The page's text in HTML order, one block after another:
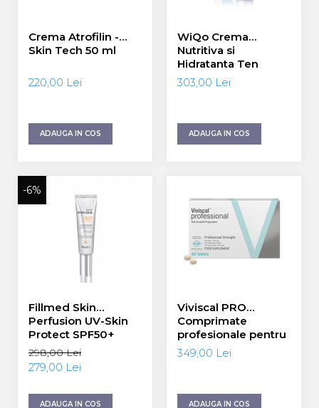
Crema Atrofilin -
Skin Tech 50 ml
220,00 Lei
ADAUGA IN COS
WiQo Crema
Nutritiva si
Hidratanta Ten
Uscat 50 ml
303,00 Lei
ADAUGA IN COS
-6%
Fillmed Skin
Perfusion UV-Skin
Protect SPF50+
50ml
298,00 Lei
279,00 Lei
ADAUGA IN COS
Viviscal PRO
Comprimate
profesionale pentru
creșterea părului
pentru bărbați și
349,00 Lei
ADAUGA IN COS